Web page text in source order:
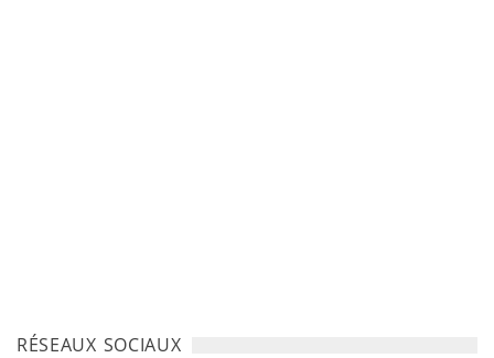
RÉSEAUX SOCIAUX